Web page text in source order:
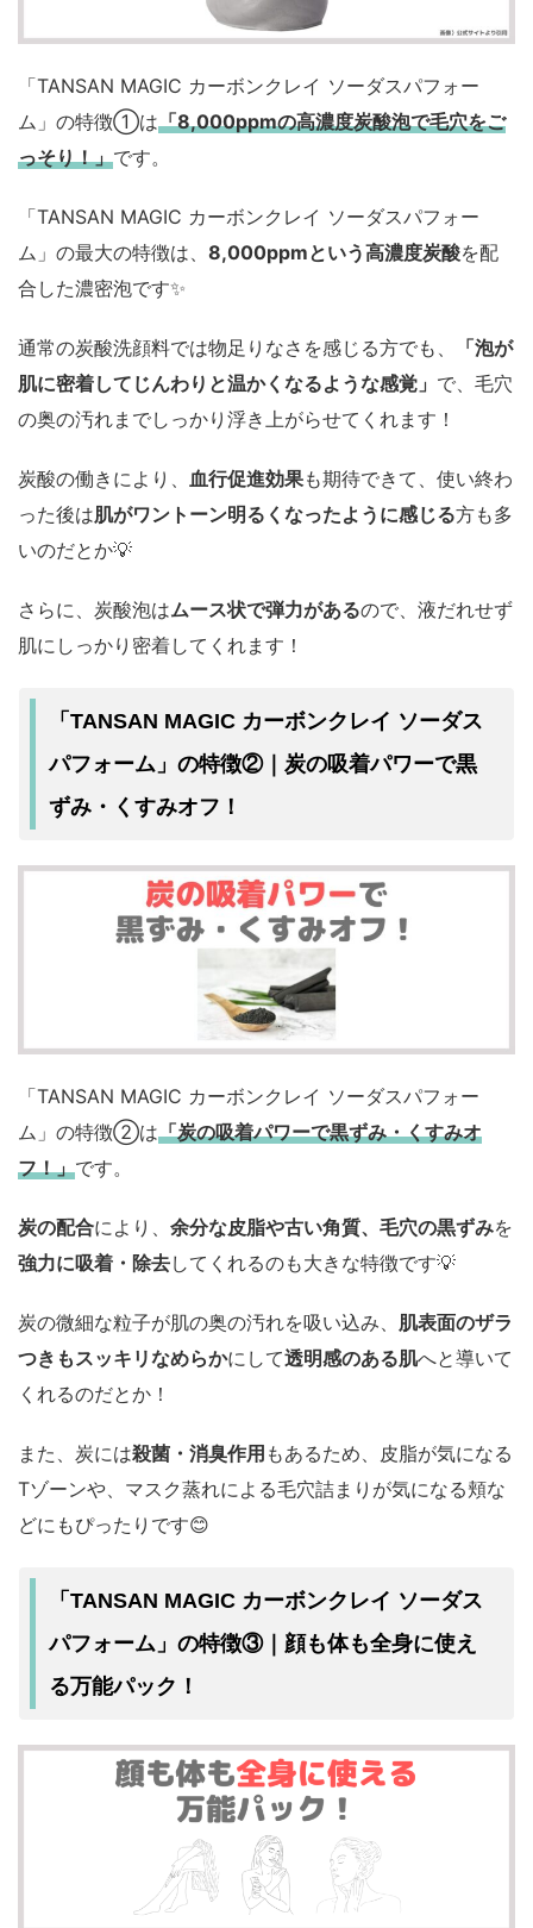
「TANSAN MAGIC カーボンクレイ ソーダスパフォー
ム」の特徴①は「8,000ppmの高濃度炭酸泡で毛穴をご
っそり！」です。
「TANSAN MAGIC カーボンクレイ ソーダスパフォー
ム」の最大の特徴は、 8,000ppmという高濃度炭酸を配
合した濃密泡です✨️
通常の炭酸洗顔料では物足りなさを感じる方でも、
「泡が
肌に密着してじんわりと温かくなるような感覚」 で、毛穴
の奥の汚れまでしっかり浮き上がらせてくれます！
炭酸の働きにより、 血行促進効果も期待できて、使い終わ
った後は肌がワントーン明るくなったように感じる方も多
いのだとか💡
さらに、炭酸泡はムース状で弾力があるので、液だれせず
肌にしっかり密着してくれます！
「TANSAN MAGIC カーボンクレイ ソーダス
パフォーム」の特徴②｜炭の吸着パワーで黒
ずみ・くすみオフ！
「TANSAN MAGIC カーボンクレイ ソーダスパフォー
ム」の特徴②は「炭の吸着パワーで黒ずみ・くすみオ
フ！」です。
炭の配合により、 余分な皮脂や古い角質、毛穴の黒ずみを
強力に吸着・除去してくれるのも大きな特徴です💡
炭の微細な粒子が肌の奥の汚れを吸い込み、 肌表面のザラ
つきもスッキリなめらかにして透明感のある肌へと導いて
くれるのだとか！
また、炭には殺菌・消臭作用 もあるため、皮脂が気になる
Tゾーンや、マスク蒸れによる毛穴詰まりが気になる頬な
どにもぴったりです😊
「TANSAN MAGIC カーボンクレイ ソーダス
パフォーム」の特徴③｜顔も体も全身に使え
る万能パック！